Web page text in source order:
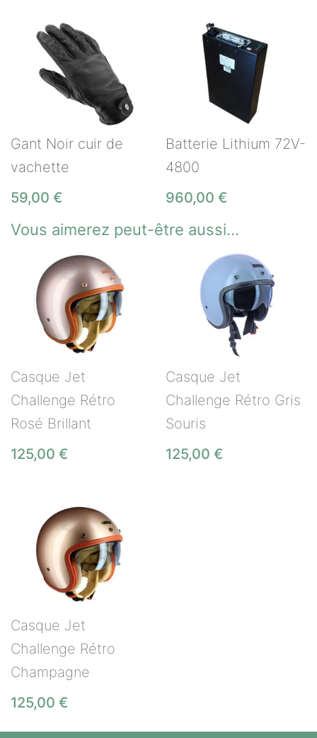
Gant Noir cuir de
vachette
59,00 €
Batterie Lithium 72V-
4800
960,00 €
Vous aimerez peut-être aussi…
Casque Jet
Challenge Rétro
Rosé Brillant
125,00 €
Casque Jet
Challenge Rétro Gris
Souris
125,00 €
Casque Jet
Challenge Rétro
Champagne
125,00 €